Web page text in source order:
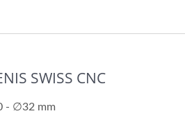
SWISS CNC
- ∅32 mm